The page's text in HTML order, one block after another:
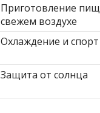
Приготовление
свежем воздухе
Охлаждение и спорт
Защита от солнца